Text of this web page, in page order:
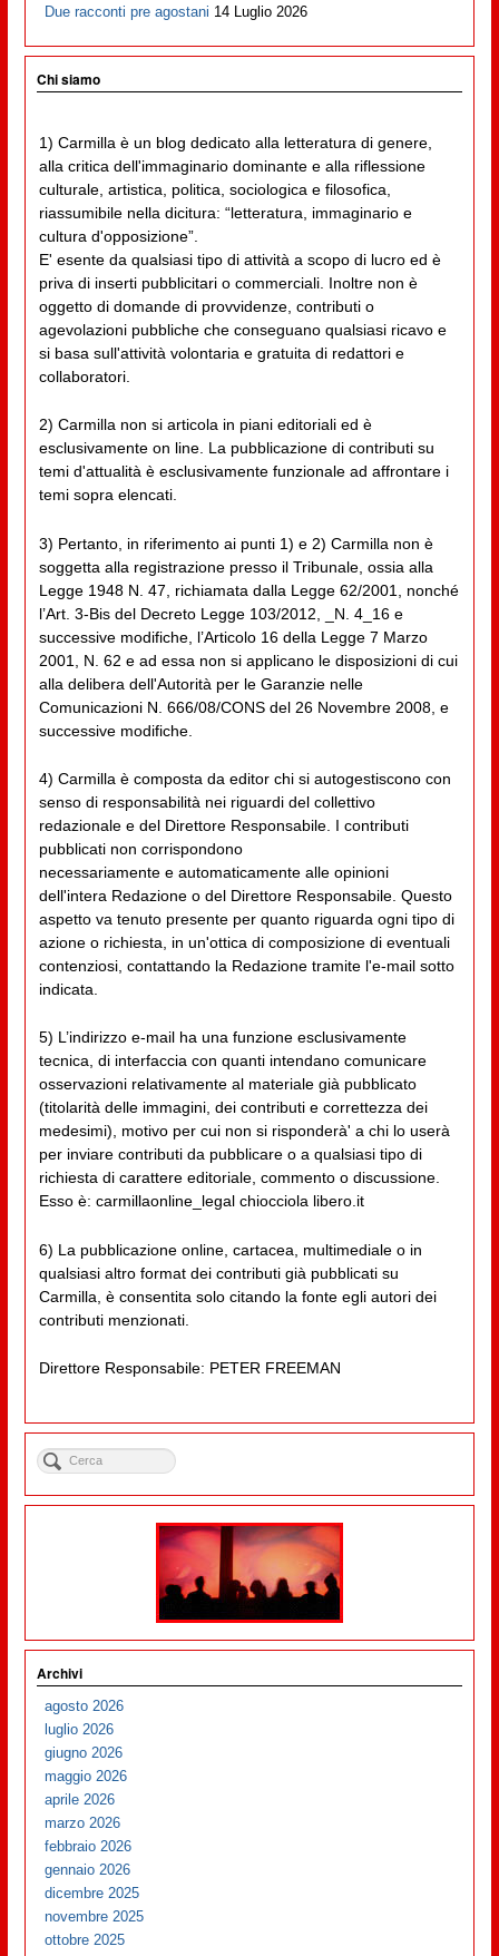
Due racconti pre agostani 14 Luglio 2026
Chi siamo
1) Carmilla è un blog dedicato alla letteratura di genere,
alla critica dell'immaginario dominante e alla riflessione
culturale, artistica, politica, sociologica e filosofica,
riassumibile nella dicitura: “letteratura, immaginario e
cultura d'opposizione”.
E' esente da qualsiasi tipo di attività a scopo di lucro ed è
priva di inserti pubblicitari o commerciali. Inoltre non è
oggetto di domande di provvidenze, contributi o
agevolazioni pubbliche che conseguano qualsiasi ricavo e
si basa sull'attività volontaria e gratuita di redattori e
collaboratori.
2) Carmilla non si articola in piani editoriali ed è
esclusivamente on line. La pubblicazione di contributi su
temi d'attualità è esclusivamente funzionale ad affrontare i
temi sopra elencati.
3) Pertanto, in riferimento ai punti 1) e 2) Carmilla non è
soggetta alla registrazione presso il Tribunale, ossia alla
Legge 1948 N. 47, richiamata dalla Legge 62/2001, nonché
l’Art. 3-Bis del Decreto Legge 103/2012, _N. 4_16 e
successive modifiche, l’Articolo 16 della Legge 7 Marzo
2001, N. 62 e ad essa non si applicano le disposizioni di cui
alla delibera dell'Autorità per le Garanzie nelle
Comunicazioni N. 666/08/CONS del 26 Novembre 2008, e
successive modifiche.
4) Carmilla è composta da editor chi si autogestiscono con
senso di responsabilità nei riguardi del collettivo
redazionale e del Direttore Responsabile. I contributi
pubblicati non corrispondono
necessariamente e automaticamente alle opinioni
dell'intera Redazione o del Direttore Responsabile. Questo
aspetto va tenuto presente per quanto riguarda ogni tipo di
azione o richiesta, in un'ottica di composizione di eventuali
contenziosi, contattando la Redazione tramite l'e-mail sotto
indicata.
5) L’indirizzo e-mail ha una funzione esclusivamente
tecnica, di interfaccia con quanti intendano comunicare
osservazioni relativamente al materiale già pubblicato
(titolarità delle immagini, dei contributi e correttezza dei
medesimi), motivo per cui non si risponderà' a chi lo userà
per inviare contributi da pubblicare o a qualsiasi tipo di
richiesta di carattere editoriale, commento o discussione.
Esso è: carmillaonline_legal chiocciola libero.it
6) La pubblicazione online, cartacea, multimediale o in
qualsiasi altro format dei contributi già pubblicati su
Carmilla, è consentita solo citando la fonte egli autori dei
contributi menzionati.
Direttore Responsabile: PETER FREEMAN
Archivi
agosto 2026
luglio 2026
giugno 2026
maggio 2026
aprile 2026
marzo 2026
febbraio 2026
gennaio 2026
dicembre 2025
novembre 2025
ottobre 2025